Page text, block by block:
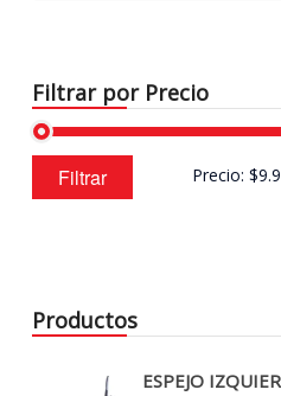
Filtrar por Precio
Precio
mínimo
Precio
máximo
Filtrar Precio:
Productos
ESPEJO